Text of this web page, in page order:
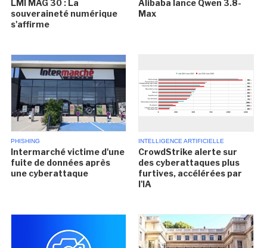
LMI MAG 30 : La
souveraineté numérique
s'affirme
Alibaba lance Qwen 3.8-
Max
PHISHING
Intermarché victime d'une
fuite de données après
une cyberattaque
INTELLIGENCE ARTIFICIELLE
CrowdStrike alerte sur
des cyberattaques plus
furtives, accélérées par
l'IA